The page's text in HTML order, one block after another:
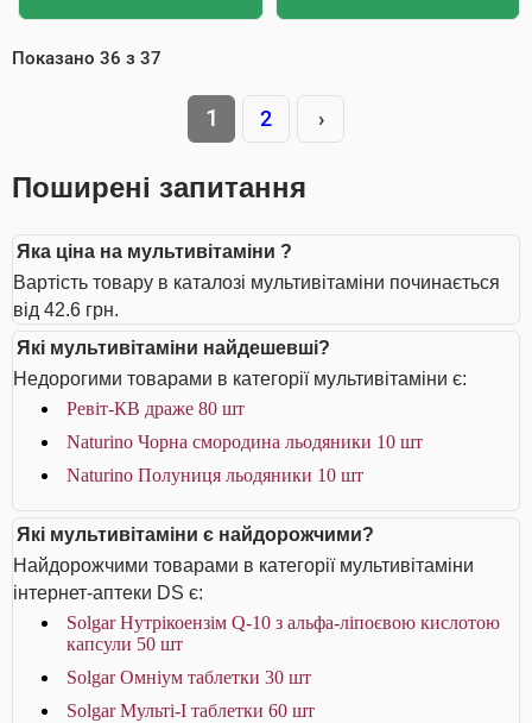
Показано 36 з 37
1 2 ›
Поширені запитання
Яка ціна на мультивітаміни ?
Вартість товару в каталозі мультивітаміни починається
від 42.6 грн.
Які мультивітаміни найдешевші?
Недорогими товарами в категорії мультивітаміни є:
Ревіт-КВ драже 80 шт
Naturino Чорна смородина льодяники 10 шт
Naturino Полуниця льодяники 10 шт
Які мультивітаміни є найдорожчими?
Найдорожчими товарами в категорії мультивітаміни
інтернет-аптеки DS є:
Solgar Нутрікоензім Q-10 з альфа-ліпоєвою кислотою
капсули 50 шт
Solgar Омніум таблетки 30 шт
Solgar Мульті-I таблетки 60 шт